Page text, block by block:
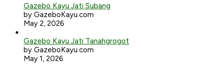
Gazebo Kayu Jati Subang
by GazeboKayu.com
May 2, 2026
Gazebo Kayu Jati Tanahgrogot
by GazeboKayu.com
May 1, 2026